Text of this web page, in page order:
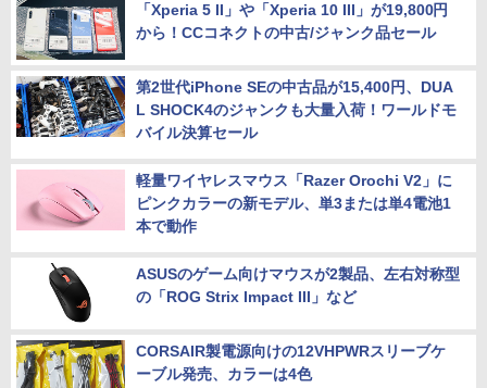
「Xperia 5 II」や「Xperia 10 III」が19,800円
から！CCコネクトの中古/ジャンク品セール
第2世代iPhone SEの中古品が15,400円、DUA
L SHOCK4のジャンクも大量入荷！ワールドモ
バイル決算セール
軽量ワイヤレスマウス「Razer Orochi V2」に
ピンクカラーの新モデル、単3または単4電池1
本で動作
ASUSのゲーム向けマウスが2製品、左右対称型
の「ROG Strix Impact III」など
CORSAIR製電源向けの12VHPWRスリーブケ
ーブル発売、カラーは4色